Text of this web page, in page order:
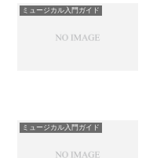
ミュージカル入門ガイド
ミュージカル入門ガイド